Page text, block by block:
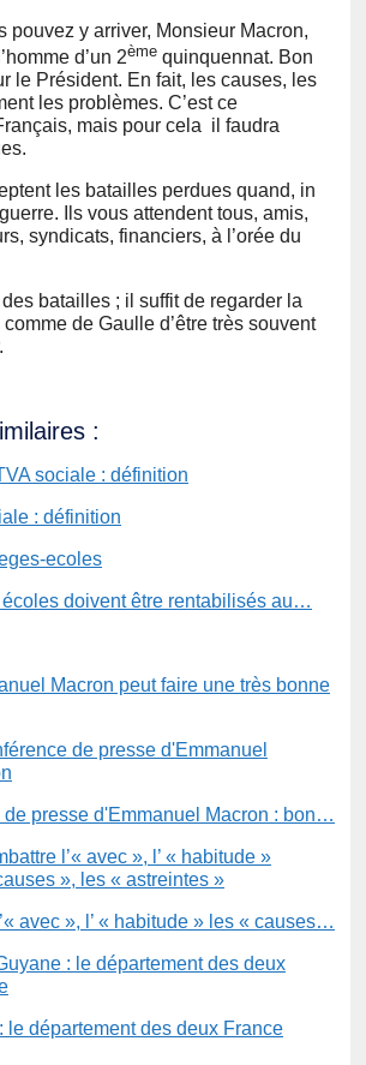
pouvez y arriver, Monsieur Macron,
d’un 2ème quinquennat. Bon
le Président. En fait, les causes, les
les problèmes. C’est ce
mais pour cela il faudra
les batailles perdues quand, in
Ils vous attendent tous, amis,
syndicats, financiers, à l’orée du
des batailles ; il suffit de regarder la
de Gaulle d’être très souvent
:
: définition
doivent être rentabilisés au…
Macron peut faire une très bonne
de presse d'Emmanuel Macron : bon…
avec », l’ « habitude » les « causes…
le département des deux France